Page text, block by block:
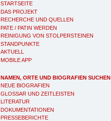
STARTSEITE
DAS PROJEKT
RECHERCHE UND QUELLEN
PATE / PATIN WERDEN
REINIGUNG VON STOLPERSTEINEN
STANDPUNKTE
AKTUELL
MOBILE APP
NAMEN, ORTE UND BIOGRAFIEN SUCHEN
NEUE BIOGRAFIEN
GLOSSAR UND ZEITLEISTEN
LITERATUR
DOKUMENTATIONEN
PRESSEBERICHTE